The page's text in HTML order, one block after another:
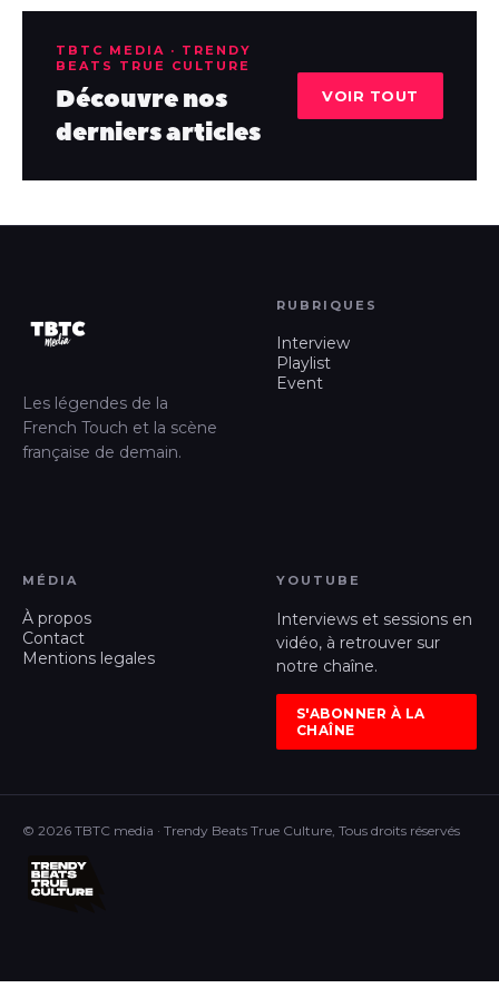
TBTC MEDIA · TRENDY
BEATS TRUE CULTURE
Découvre nos
derniers articles
VOIR TOUT
Les légendes de la
French Touch et la scène
française de demain.
RUBRIQUES
Interview
Playlist
Event
MÉDIA
À propos
Contact
Mentions legales
YOUTUBE
Interviews et sessions en
vidéo, à retrouver sur
notre chaîne.
S'ABONNER À LA
CHAÎNE
© 2026 TBTC media · Trendy Beats True Culture, Tous droits réservés